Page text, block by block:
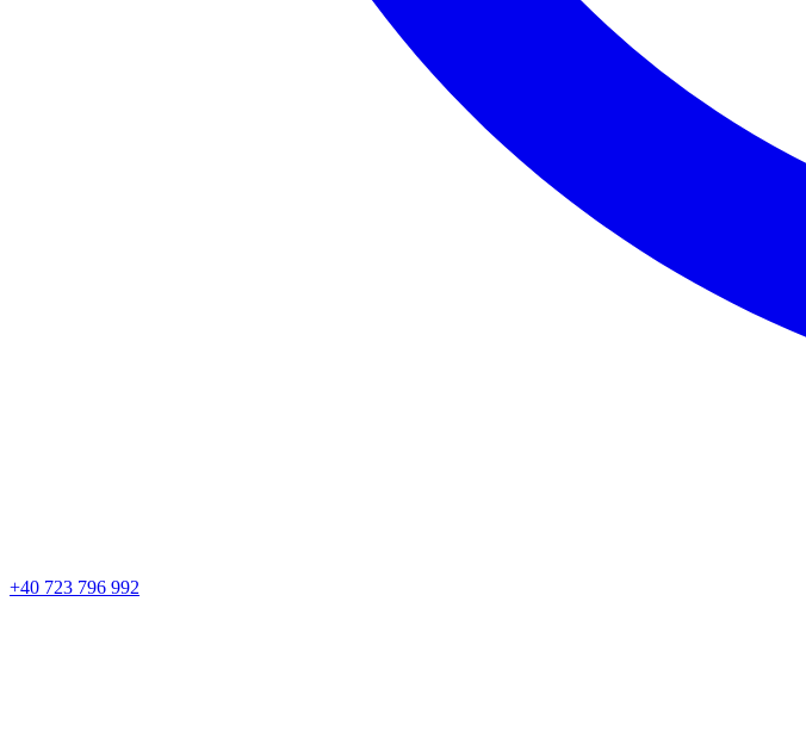
+40 723 796 992